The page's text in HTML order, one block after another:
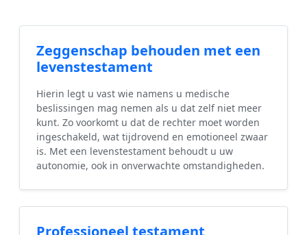
Zeggenschap behouden met een
levenstestament
Hierin legt u vast wie namens u medische
beslissingen mag nemen als u dat zelf niet meer
kunt. Zo voorkomt u dat de rechter moet worden
ingeschakeld, wat tijdrovend en emotioneel zwaar
is. Met een levenstestament behoudt u uw
autonomie, ook in onverwachte omstandigheden.
Professioneel testament